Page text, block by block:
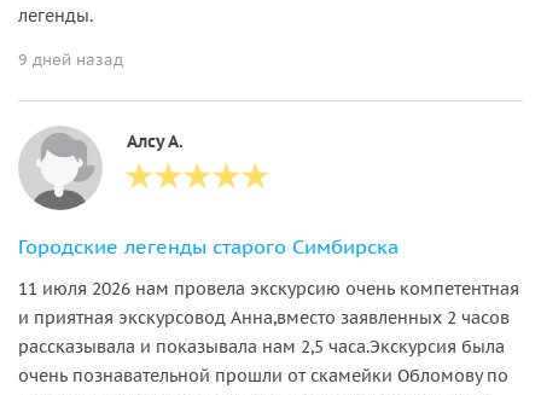
легенды.
9 дней назад
Алсу А.
Городские легенды старого Симбирска
11 июля 2026 нам провела экскурсию очень компетентная
и приятная экскурсовод Анна,вместо заявленных 2 часов
рассказывала и показывала нам 2,5 часа.Экскурсия была
очень познавательной прошли от скамейки Обломову по